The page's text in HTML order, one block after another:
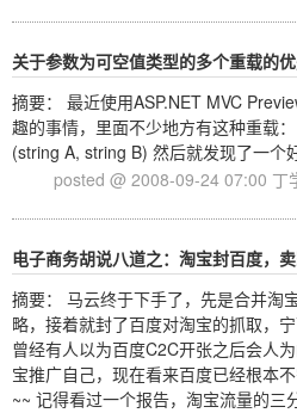
关于参数为可空值类型的多个重载的
摘要： 最近使用ASP.NET MVC
趣的事情，里面不少地方有这种重载
(string A, string B) 然后就发现了一个
posted @ 2008-09-24 07:00 丁
电子商务胡说八道之：淘宝封百度，
摘要： 马云终于下手了，先是合并淘
略，接着就封了百度对淘宝的抓取，
曾经有人以为百度C2C开张之后会人
宝推广自己，现在看来百度已经根本
~~ 记得看过一个报告，淘宝流量的三